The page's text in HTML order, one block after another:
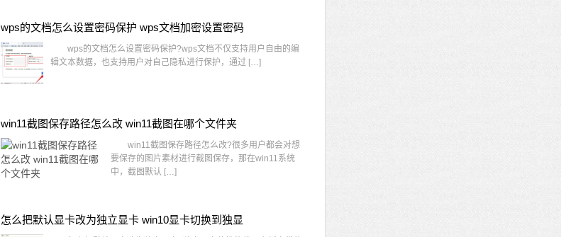
wps的文档怎么设置密码保护 wps文档加密设置密码
wps的文档怎么设置密码保护?wps文档不仅支持用户自由的编
辑文本数据，也支持用户对自己隐私进行保护，通过 […]
win11截图保存路径怎么改 win11截图在哪个文件夹
win11截图保存路径怎么改?很多用户都会对想
要保存的图片素材进行截图保存，那在win11系统
中，截图默认 […]
怎么把默认显卡改为独立显卡 win10显卡切换到独显